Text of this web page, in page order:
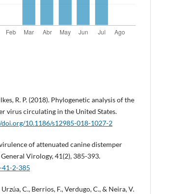
R. P. (2018). Phylogenetic analysis of the
virus circulating in the United States.
10.1186/s12985-018-1027-2
of attenuated canine distemper
Virology, 41(2), 385-393.
2-385
C., Berrios, F., Verdugo, C., & Neira, V.